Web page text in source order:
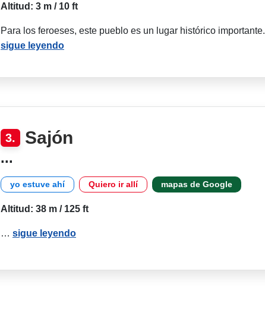
Altitud: 3 m / 10 ft
Para los feroeses, este pueblo es un lugar histórico importante.
sigue leyendo
3. Sajón
...
yo estuve ahí Quiero ir allí mapas de Google
Altitud: 38 m / 125 ft
… sigue leyendo